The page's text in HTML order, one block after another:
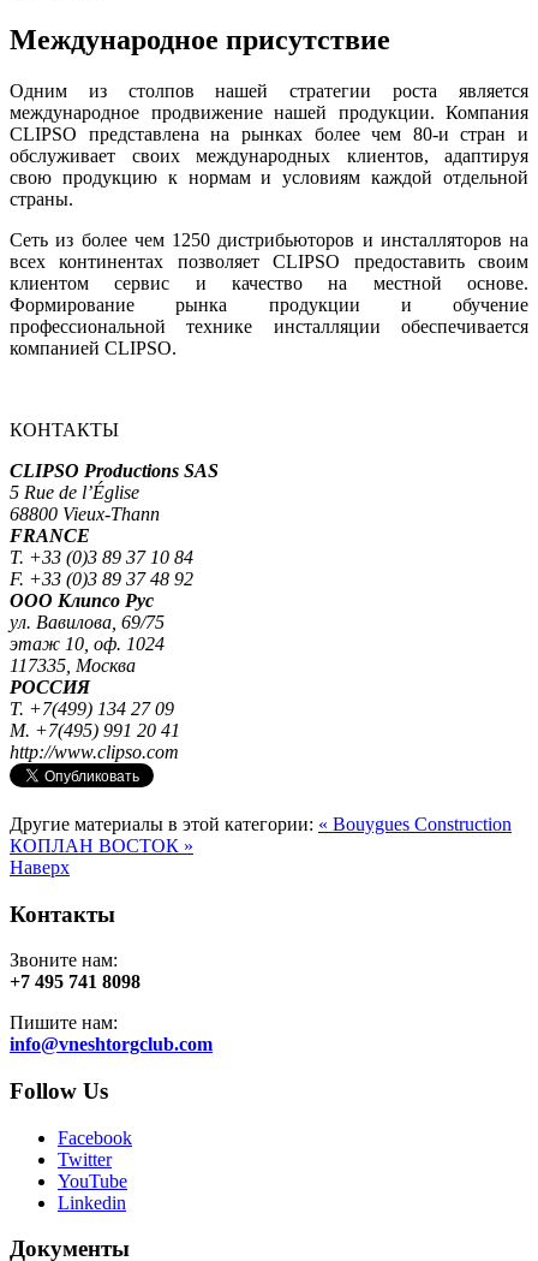
Международное присутствие
Одним из столпов нашей стратегии роста является
международное продвижение нашей продукции. Компания
CLIPSO представлена на рынках более чем 80-и стран и
обслуживает своих международных клиентов, адаптируя
свою продукцию к нормам и условиям каждой отдельной
страны.
Сеть из более чем 1250 дистрибьюторов и инсталляторов на
всех континентах позволяет CLIPSO предоставить своим
клиентом сервис и качество на местной основе.
Формирование рынка продукции и обучение
профессиональной технике инсталляции обеспечивается
компанией CLIPSO.
КОНТАКТЫ
CLIPSO Productions SAS
5 Rue de l’Église
68800 Vieux-Thann
FRANCE
T. +33 (0)3 89 37 10 84
F. +33 (0)3 89 37 48 92
ООО Клипсо Рус
ул. Вавилова, 69/75
этаж 10, оф. 1024
117335, Москва
РОССИЯ
T. +7(499) 134 27 09
M. +7(495) 991 20 41
http://www.clipso.com
Другие материалы в этой категории: « Bouygues Construction
КОПЛАН ВОСТОК »
Наверх
Контакты
Звоните нам:
+7 495 741 8098
Пишите нам:
info@vneshtorgclub.com
Follow Us
Facebook
Twitter
YouTube
Linkedin
Документы